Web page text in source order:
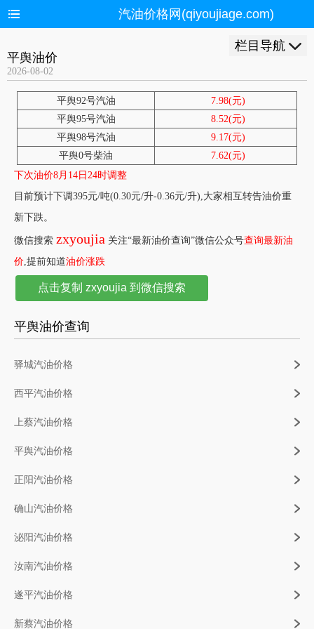
汽油价格网(qiyoujiage.com)
栏目导航
平舆油价
2026-08-02
平舆92号汽油
7.98(元)
平舆95号汽油
8.52(元)
平舆98号汽油
9.17(元)
平舆0号柴油
7.62(元)
下次油价8月14日24时调整
目前预计下调395元/吨(0.30元/升-0.36元/升),大家相互转告油价重
新下跌。
微信搜索 zxyoujia 关注“最新油价查询”微信公众号查询最新油
价,提前知道油价涨跌
点击复制 zxyoujia 到微信搜索
平舆油价查询
驿城汽油价格
西平汽油价格
上蔡汽油价格
平舆汽油价格
正阳汽油价格
确山汽油价格
泌阳汽油价格
汝南汽油价格
遂平汽油价格
新蔡汽油价格